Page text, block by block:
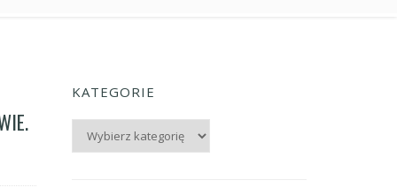
KATEGORIE
Kategorie